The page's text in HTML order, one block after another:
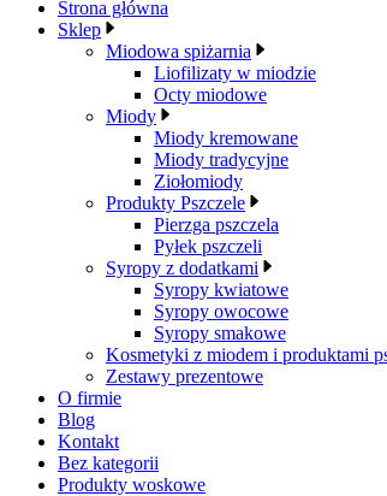
Strona główna
Sklep
Miodowa spiżarnia
Liofilizaty w miodzie
Octy miodowe
Miody
Miody kremowane
Miody tradycyjne
Ziołomiody
Produkty Pszczele
Pierzga pszczela
Pyłek pszczeli
Syropy z dodatkami
Syropy kwiatowe
Syropy owocowe
Syropy smakowe
Kosmetyki z miodem i produktami
Zestawy prezentowe
O firmie
Blog
Kontakt
Bez kategorii
Produkty woskowe